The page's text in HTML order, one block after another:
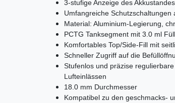
3-stufige Anzeige des
Umfangreiche Schutzschaltungen
Material: Aluminium-Legierung,
PCTG Tanksegment mit 3.0 ml
Komfortables Top/Side-Fill mit
Schneller Zugriff auf die
Stufenlos und präzise
Lufteinlässen
18.0 mm Durchmesser
Kompatibel zu den geschmacks-